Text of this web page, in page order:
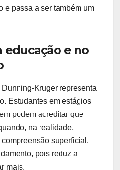
e passa a ser também um
educação e no
Kruger representa
Estudantes em estágios
podem acreditar que
na realidade,
superficial.
pois reduz a
mais.